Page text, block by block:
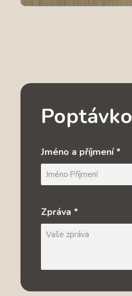
Jméno a příjmení *
Zpráva *